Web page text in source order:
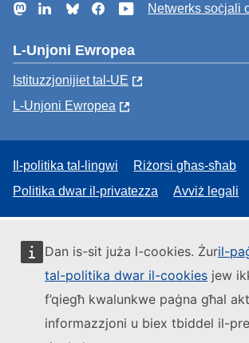
Dan is-sit juża l-cookies. Żuril-
tal-politika dwar il-cookies jew
f’qiegħ kwalunkwe paġna għal
informazzjoni u biex tbiddel il-
MastodonLinkedInBlueskyFacebookYouTube
Netwerks soċjali
L-Unjoni Ewropea
Istituzzjonijiet tal-UE
L-Unjoni Ewropea
Il-politika tal-lingwi Riżorsi għas-sħab
Politika dwar il-privatezza
Avviż legali